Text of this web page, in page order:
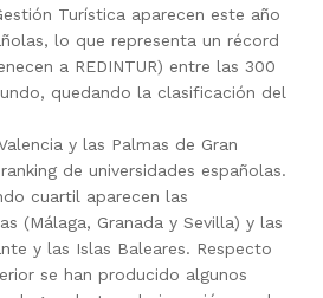
Turística aparecen este año
lo que representa un récord
a REDINTUR) entre las 300
quedando la clasificación del
y las Palmas de Gran
de universidades españolas.
cuartil aparecen las
(Málaga, Granada y Sevilla) y las
y las Islas Baleares. Respecto
se han producido algunos